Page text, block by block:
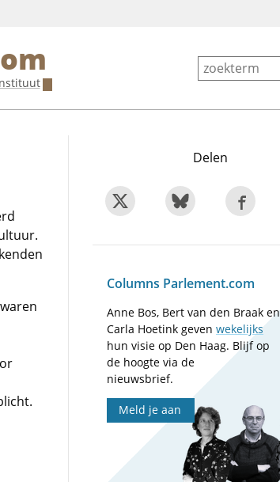
Delen
Columns Parlement.com
Anne Bos, Bert van den Braak en
Carla Hoetink gevenwekelijks
hun visie op Den Haag. Blijf op
de hoogte via de
nieuwsbrief.
Meld je aan